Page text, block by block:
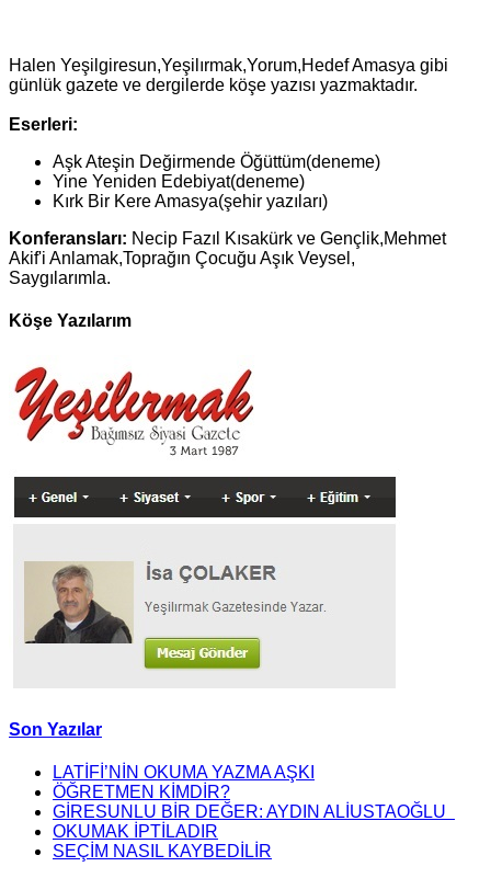
Halen Yeşilgiresun,Yeşilırmak,Yorum,Hedef Amasya gibi
günlük gazete ve dergilerde köşe yazısı yazmaktadır.
Eserleri:
Aşk Ateşin Değirmende Öğüttüm(deneme)
Yine Yeniden Edebiyat(deneme)
Kırk Bir Kere Amasya(şehir yazıları)
Konferansları: Necip Fazıl Kısakürk ve Gençlik,Mehmet
Akif'i Anlamak,Toprağın Çocuğu Aşık Veysel,
Saygılarımla.
Köşe Yazılarım
Son Yazılar
LATİFİ’NİN OKUMA YAZMA AŞKI
ÖĞRETMEN KİMDİR?
GİRESUNLU BİR DEĞER: AYDIN ALİUSTAOĞLU
OKUMAK İPTİLADIR
SEÇİM NASIL KAYBEDİLİR